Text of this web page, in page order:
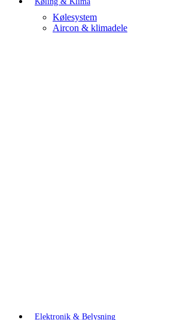
Kølesystem
Aircon & klimadele
Elektronik & Belysning